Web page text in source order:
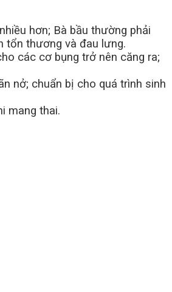
hơn; Bà bầu thường phải
tổn thương và đau lưng.
các cơ bụng trở nên căng ra;
nở; chuẩn bị cho quá trình sinh
mang thai.